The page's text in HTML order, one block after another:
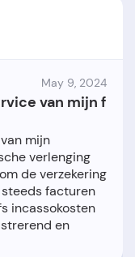
May 9, 2024
van mijn f
mijn
verlenging
de verzekering
facturen
incassokosten
en